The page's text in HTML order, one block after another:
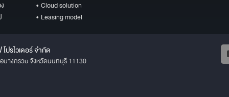
• Cloud solution
• Leasing model
รไวเดอร์ จำกัด
บางกรวย จังหวัดนนทบุรี 11130